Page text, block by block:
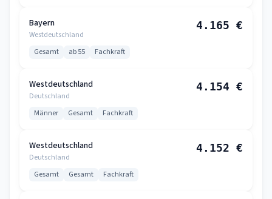
Bayern
Westdeutschland
4.165 €
Gesamt ab 55 Fachkraft
Westdeutschland
Deutschland
4.154 €
Männer Gesamt Fachkraft
Westdeutschland
Deutschland
4.152 €
Gesamt Gesamt Fachkraft